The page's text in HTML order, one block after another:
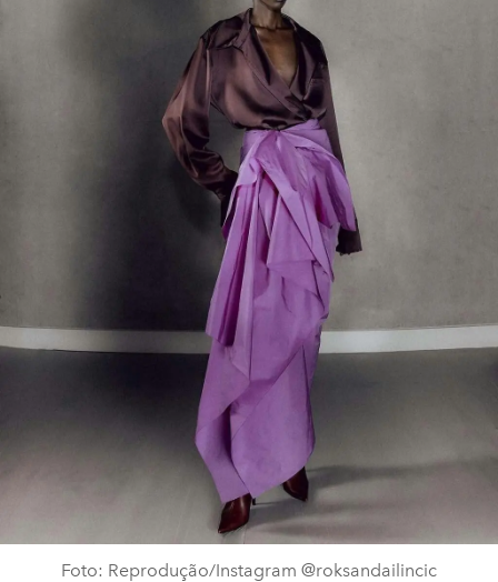
Foto: Reprodução/Instagram @roksandailincic